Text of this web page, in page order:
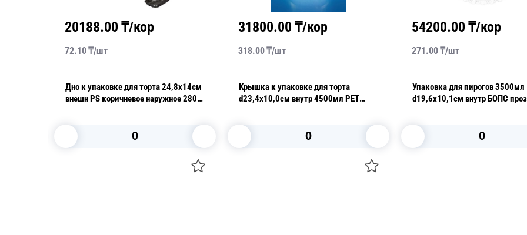
20188.00 ₸/кор
72.10₸/шт
Дно к упаковке для торта 24,8х14см
внешн PS коричневое наружное 280
31800.00 ₸/кор
318.00₸/шт
Крышка к упаковке для торта
d23,4х10,0см внутр 4500мл PET
54200.00 ₸/кор
271.00₸/шт
Упаковка для пирогов 3500мл
d19,6х10,1см внутр БОПС
Т-210В